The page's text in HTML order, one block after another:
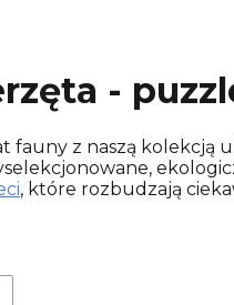
-
fauny z naszą kolekcją
, które rozbudzają